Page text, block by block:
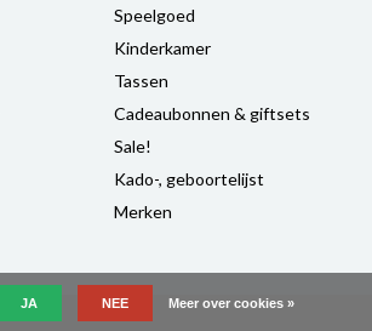
Speelgoed
Kinderkamer
Tassen
Cadeaubonnen & giftsets
Sale!
Kado-, geboortelijst
Merken
JA NEE Meer over cookies »